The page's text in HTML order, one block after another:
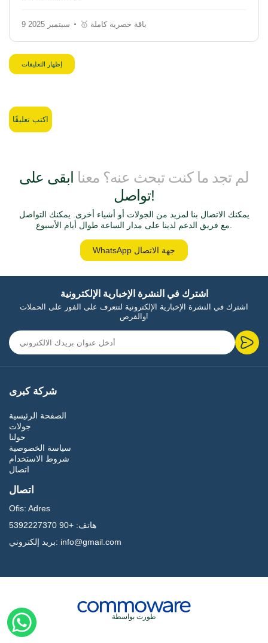
9 سبتمبر 2025 🥇 باقة حصرية كاملة
إظهار التعليقات
اكتب تعليقًا
لم تجد ما كنت تبحث عنه؟ معنا ابقى على
تواصل!
يمكنك الاتصال بنا لمزيد من الجولات أو أشياء أخرى. يمكنك التواصل
WhatsApp جهة الاتصال
اشترك في النشرة الإخبارية الإلكترونية
اشترك في النشرة الإخبارية الإلكترونية لتتعرف على الفور على الحملات
والفرص!
شركة كبرى
الصفحة الرئيسية
جولات
حولنا
سياسة الخصوصية
شروط الاستخدام
اتصال
اتصال
Ofis: Adres
هاتف: +90 5392227370
بريد إلكتروني: info@gmail.com
طورت بواسطة